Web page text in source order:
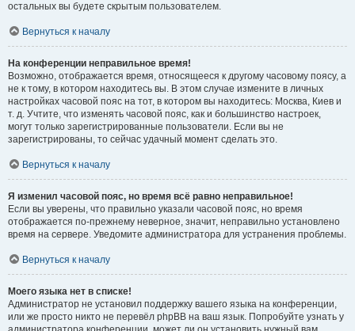
остальных вы будете скрытым пользователем.
Вернуться к началу
На конференции неправильное время!
Возможно, отображается время, относящееся к другому часовому поясу, а
не к тому, в котором находитесь вы. В этом случае измените в личных
настройках часовой пояс на тот, в котором вы находитесь: Москва, Киев и
т. д. Учтите, что изменять часовой пояс, как и большинство настроек,
могут только зарегистрированные пользователи. Если вы не
зарегистрированы, то сейчас удачный момент сделать это.
Вернуться к началу
Я изменил часовой пояс, но время всё равно неправильное!
Если вы уверены, что правильно указали часовой пояс, но время
отображается по-прежнему неверное, значит, неправильно установлено
время на сервере. Уведомите администратора для устранения проблемы.
Вернуться к началу
Моего языка нет в списке!
Администратор не установил поддержку вашего языка на конференции,
или же просто никто не перевёл phpBB на ваш язык. Попробуйте узнать у